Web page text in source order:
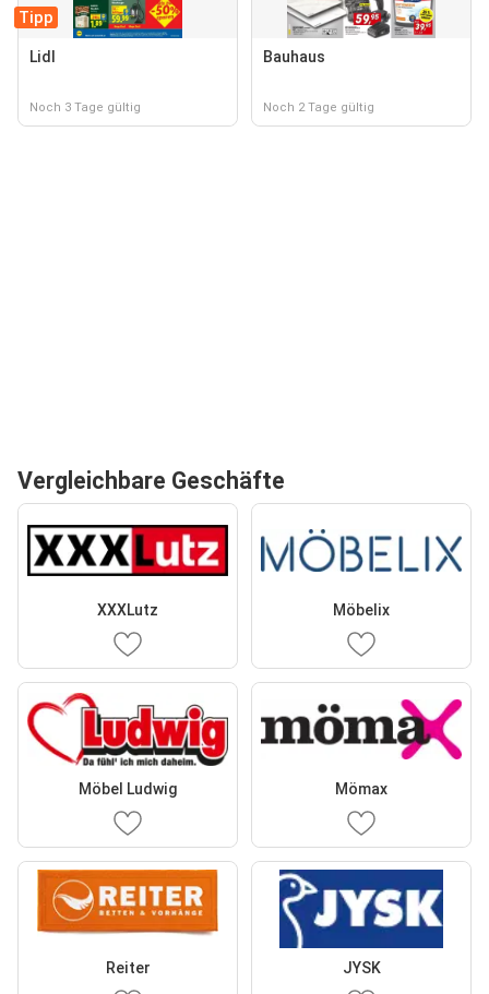
Tipp
Lidl
Noch 3 Tage gültig
Bauhaus
Noch 2 Tage gültig
Vergleichbare Geschäfte
XXXLutz Möbelix
Möbel Ludwig Mömax
Reiter JYSK